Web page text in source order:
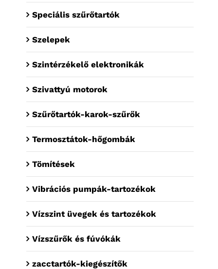
Speciális szűrőtartók
Szelepek
Szintérzékelő elektronikák
Szivattyú motorok
Szűrőtartók-karok-szűrők
Termosztátok-hőgombák
Tömítések
Vibrációs pumpák-tartozékok
Vízszint üvegek és tartozékok
Vízszűrők és fúvókák
zacctartók-kiegészítők